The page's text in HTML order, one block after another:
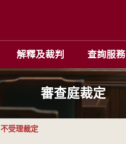
解釋及裁判 查詢服務
審查庭裁定
不受理裁定